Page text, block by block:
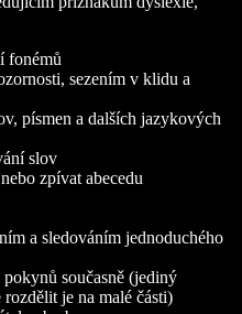
fonémů
sezením v klidu a
písmen a dalších jazykových
slov
zpívat abecedu
a sledováním jednoduchého
současně (jediný
je na malé části)